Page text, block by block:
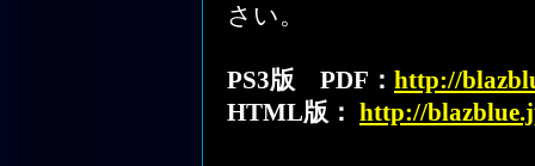
さい。
PS3版 PDF： http://
HTML版： http://